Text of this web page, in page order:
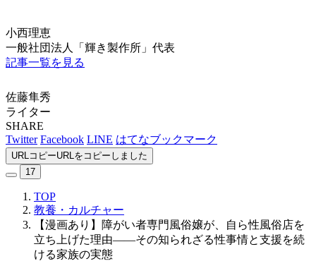
小西理恵
一般社団法人「輝き製作所」代表
記事一覧を見る
佐藤隼秀
ライター
SHARE
Twitter Facebook LINE はてなブックマーク
URLコピーURLをコピーしました
17
TOP
教養・カルチャー
【漫画あり】障がい者専門風俗嬢が、自ら性風俗店を
立ち上げた理由――その知られざる性事情と支援を続
ける家族の実態